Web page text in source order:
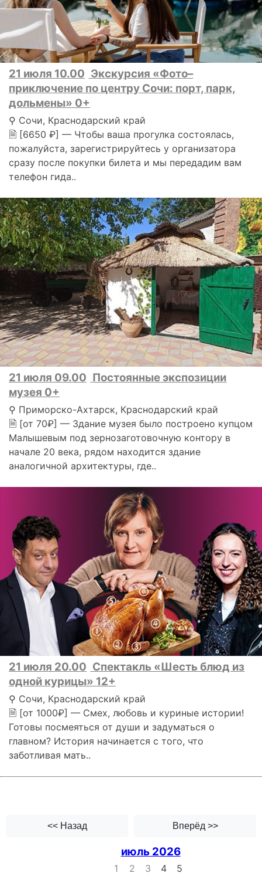
21 июля 10.00 Экскурсия «Фото–
приключение по центру Сочи: порт, парк,
дольмены» 0+
⚲ Сочи, Краснодарский край
🗎 [6650 ₽] — Чтобы ваша прогулка состоялась,
пожалуйста, зарегистрируйтесь у организатора
сразу после покупки билета и мы передадим вам
телефон гида..
21 июля 09.00 Постоянные экспозиции
музея 0+
⚲ Приморско-Ахтарск, Краснодарский край
🗎 [от 70₽] — Здание музея было построено купцом
Малышевым под зернозаготовочную контору в
начале 20 века, рядом находится здание
аналогичной архитектуры, где..
21 июля 20.00 Спектакль «Шесть блюд из
одной курицы» 12+
⚲ Сочи, Краснодарский край
🗎 [от 1000₽] — Смех, любовь и куриные истории!
Готовы посмеяться от души и задуматься о
главном? История начинается с того, что
заботливая мать..
<< Назад Вперёд >>
июль 2026
1 2 3 4 5